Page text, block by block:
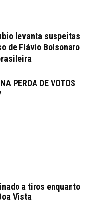
levanta suspeitas
de Flávio Bolsonaro
PERDA DE VOTOS
a tiros enquanto
Vista